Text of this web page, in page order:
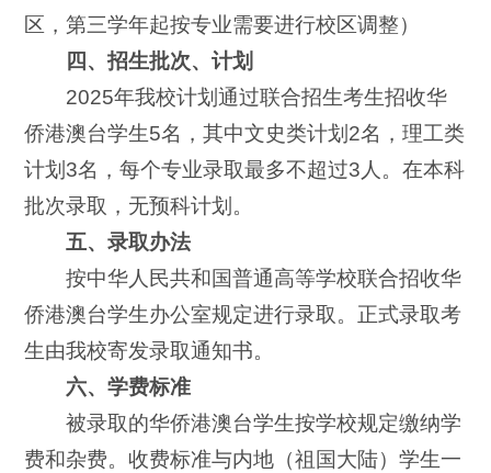
区，第三学年起按专业需要进行校区调整）
四、招生批次、计划
2025年我校计划通过联合招生考生招收华
侨港澳台学生5名，其中文史类计划2名，理工类
计划3名，每个专业录取最多不超过3人。在本科
批次录取，无预科计划。
五、录取办法
按中华人民共和国普通高等学校联合招收华
侨港澳台学生办公室规定进行录取。正式录取考
生由我校寄发录取通知书。
六、学费标准
被录取的华侨港澳台学生按学校规定缴纳学
费和杂费。收费标准与内地（祖国大陆）学生一